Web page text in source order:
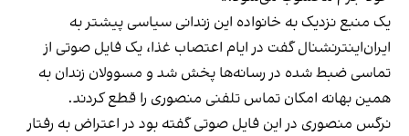
یک منبع نزدیک به خانواده این زندانی سیاسی پیشتر به
ایران‌اینترنشنال گفت در ایام اعتصاب غذا، یک فایل صوتی از
تماسی ضبط شده‌ در رسانه‌ها پخش شد و مسوولان زندان به
همین بهانه امکان تماس تلفنی منصوری را قطع کردند.
نرگس منصوری در این فایل صوتی گفته بود در اعتراض به رفتار